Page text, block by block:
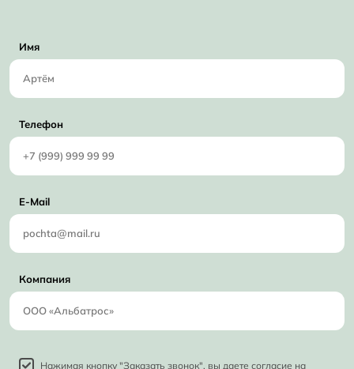
Имя
Телефон
E-Mail
Компания
Нажимая кнопку "Заказать звонок", вы даете согласие на